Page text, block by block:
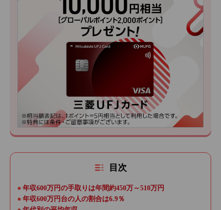
目次
年収600万円の手取りは年間約450万～510万円
年収600万円台の人の割合は6.9％